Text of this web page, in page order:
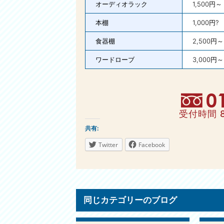
オーディオラック 1,500円～
本棚 1,000円?
食器棚 2,500円～
ワードローブ 3,000円～
受付時間
共有:
Twitter Facebook
同じカテゴリーのブログ